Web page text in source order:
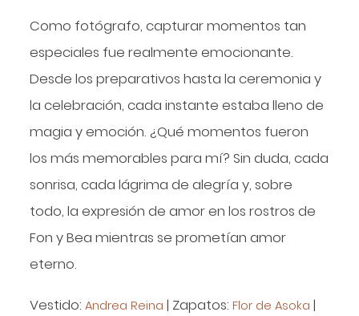
Como fotógrafo, capturar momentos tan
especiales fue realmente emocionante.
Desde los preparativos hasta la ceremonia y
la celebración, cada instante estaba lleno de
magia y emoción. ¿Qué momentos fueron
los más memorables para mí? Sin duda, cada
sonrisa, cada lágrima de alegría y, sobre
todo, la expresión de amor en los rostros de
Fon y Bea mientras se prometían amor
eterno.
Vestido:Andrea Reina | Zapatos: Flor de Asoka |